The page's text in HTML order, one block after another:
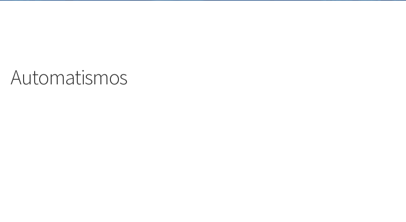
Automatismos